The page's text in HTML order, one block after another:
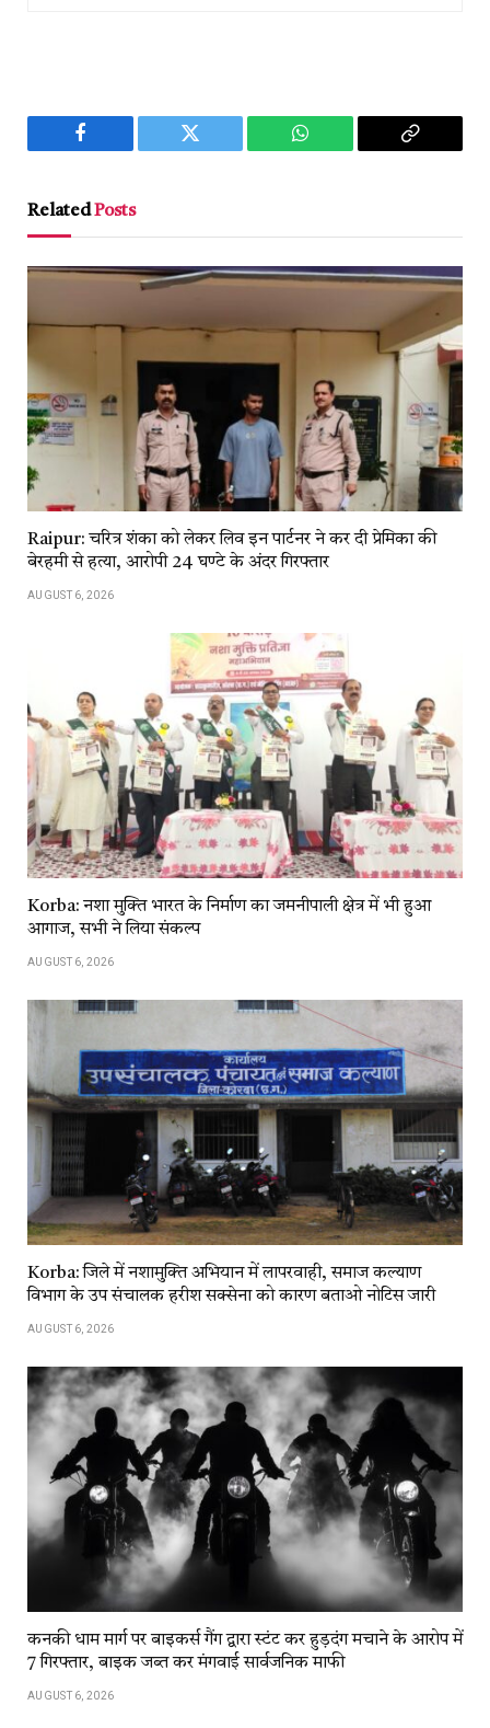
Facebook Twitter WhatsApp
Copy
RelatedPosts
Raipur: चरित्र शंका को लेकर लिव इन पार्टनर ने कर दी प्रेमिका की
बेरहमी से हत्या, आरोपी 24 घण्टे के अंदर गिरफ्तार
AUGUST 6, 2026
Korba: नशा मुक्ति भारत के निर्माण का जमनीपाली क्षेत्र में भी हुआ
आगाज, सभी ने लिया संकल्प
AUGUST 6, 2026
Korba: जिले में नशामुक्ति अभियान में लापरवाही, समाज कल्याण
विभाग के उप संचालक हरीश सक्सेना को कारण बताओ नोटिस जारी
AUGUST 6, 2026
कनकी धाम मार्ग पर बाइकर्स गैंग द्वारा स्टंट कर हुड़दंग मचाने के आरोप में
7 गिरफ्तार, बाइक जब्त कर मंगवाई सार्वजनिक माफी
AUGUST 6, 2026